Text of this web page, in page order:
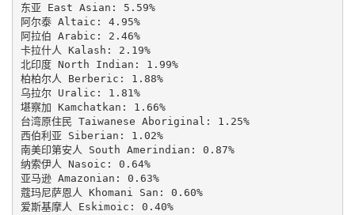
东亚 East Asian: 5.59%
阿尔泰 Altaic: 4.95%
阿拉伯 Arabic: 2.46%
卡拉什人 Kalash: 2.19%
北印度 North Indian: 1.99%
柏柏尔人 Berberic: 1.88%
乌拉尔 Uralic: 1.81%
堪察加 Kamchatkan: 1.66%
台湾原住民 Taiwanese Aboriginal: 1.25%
西伯利亚 Siberian: 1.02%
南美印第安人 South Amerindian: 0.87%
纳索伊人 Nasoic: 0.64%
亚马逊 Amazonian: 0.63%
蔻玛尼萨恩人 Khomani San: 0.60%
爱斯基摩人 Eskimoic: 0.40%